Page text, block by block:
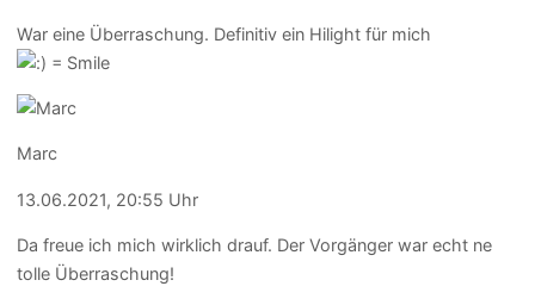
War eine Überraschung. Definitiv ein Hilight für mich
Marc
13.06.2021, 20:55 Uhr
Da freue ich mich wirklich drauf. Der Vorgänger war echt ne
tolle Überraschung!